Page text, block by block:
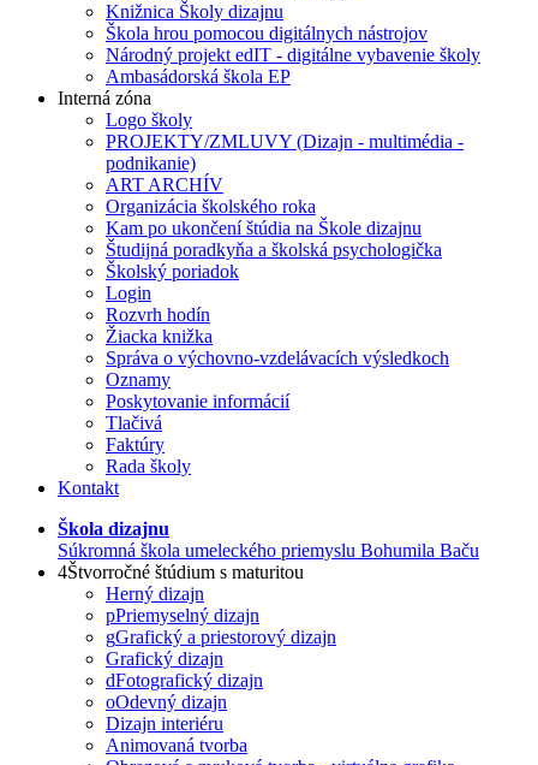
Knižnica Školy dizajnu
Škola hrou pomocou digitálnych nástrojov
Národný projekt edIT - digitálne vybavenie školy
Ambasádorská škola EP
Interná zóna
Logo školy
PROJEKTY/ZMLUVY (Dizajn - multimédia -
podnikanie)
ART ARCHÍV
Organizácia školského roka
Kam po ukončení štúdia na Škole dizajnu
Študijná poradkyňa a školská psychologička
Školský poriadok
Login
Rozvrh hodín
Žiacka knižka
Správa o výchovno-vzdelávacích výsledkoch
Oznamy
Poskytovanie informácií
Tlačivá
Faktúry
Rada školy
Kontakt
Škola dizajnu
Súkromná škola umeleckého priemyslu Bohumila Baču
4Štvorročné štúdium s maturitou
Herný dizajn
pPriemyselný dizajn
gGrafický a priestorový dizajn
Grafický dizajn
dFotografický dizajn
oOdevný dizajn
Dizajn interiéru
Animovaná tvorba